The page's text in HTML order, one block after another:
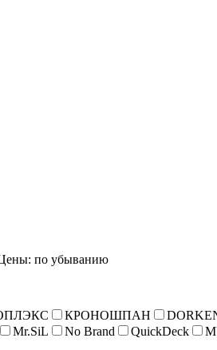
по убыванию
КРОНОШПАН
Mr.SiL No Brand QuickDeck